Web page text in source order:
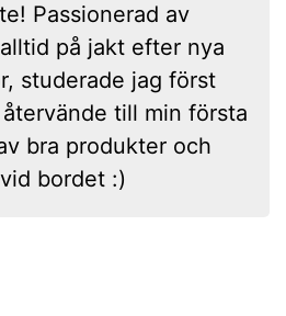
Passionerad av
på jakt efter nya
studerade jag först
till min första
bra produkter och
bordet :)